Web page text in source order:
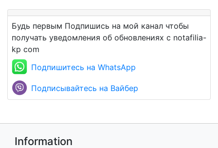
Будь первым Подпишись на мой канал чтобы
получать уведомления об обновлениях с notafilia-
kp com
Подпишитесь на WhatsApp
Подписывайтесь на Вайбер
Information